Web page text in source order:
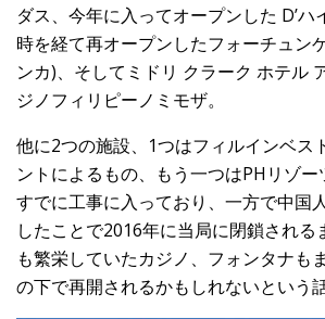
ダス、今年に入ってオープンした D’
時を経て再オープンしたフォーチュン
ンカ)、そしてミドリ クラーク ホテル
ジノフィリピーノミモザ。
他に2つの施設、1つはフィルインベス
ントによるもの、もう一つはPHリゾ
すでに工事に入っており、一方で中国
したことで2016年に当局に閉鎖される
も繁栄していたカジノ、フォンタナも
の下で再開されるかもしれないという話